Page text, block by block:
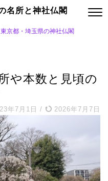
名所と神社仏閣
東京都・埼玉県の神社仏閣
や本数と見頃の
年7月1日 / 2026年7月7日